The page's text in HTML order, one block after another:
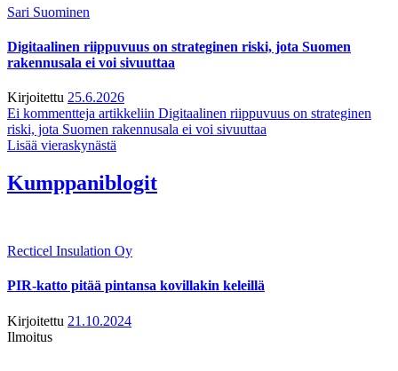
Sari Suominen
Digitaalinen riippuvuus on strateginen riski, jota Suomen
rakennusala ei voi sivuuttaa
Kirjoitettu 25.6.2026
Ei kommentteja artikkeliin Digitaalinen riippuvuus on strateginen
riski, jota Suomen rakennusala ei voi sivuuttaa
Lisää vieraskynästä
Kumppaniblogit
Recticel Insulation Oy
PIR-katto pitää pintansa kovillakin keleillä
Kirjoitettu 21.10.2024
Ilmoitus